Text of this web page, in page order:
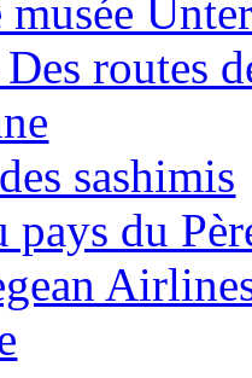
routes
sashimis
pays du